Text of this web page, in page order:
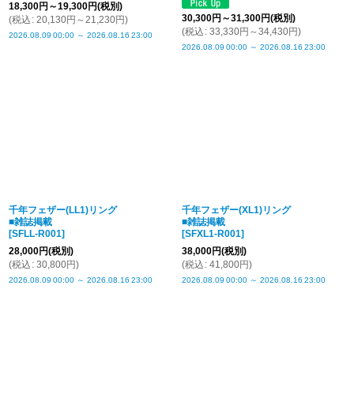
18,300円 ～19,300円(税別)
(税込 : 20,130円 ～21,230円)
2026.08.09 00:00 ～ 2026.08.16 23:00
30,300円 ～31,300円(税別)
(税込 : 33,330円 ～34,430円)
2026.08.09 00:00 ～ 2026.08.16 23:00
千年フェザー(LL1)リング
■雑誌掲載
[SFLL-R001]
28,000円(税別)
(税込 : 30,800円)
2026.08.09 00:00 ～ 2026.08.16 23:00
千年フェザー(XL1)リング
■雑誌掲載
[SFXL1-R001]
38,000円(税別)
(税込 : 41,800円)
2026.08.09 00:00 ～ 2026.08.16 23:00